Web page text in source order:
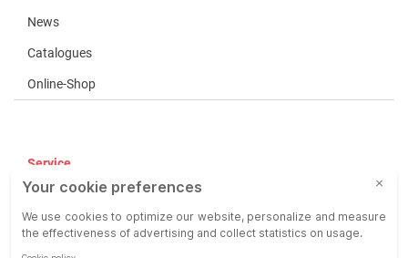
News
Catalogues
Online-Shop
Service
CGV
COP